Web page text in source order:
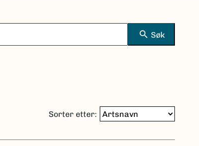
search Søk
Sorter etter: